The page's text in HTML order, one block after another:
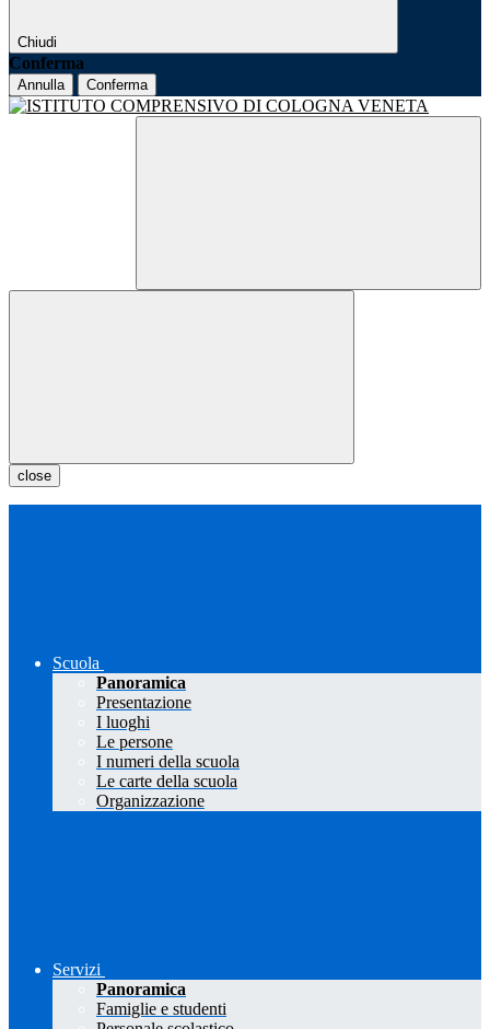
Chiudi
Conferma
Annulla Conferma
close
Scuola
Panoramica
Presentazione
I luoghi
Le persone
I numeri della scuola
Le carte della scuola
Organizzazione
Servizi
Panoramica
Famiglie e studenti